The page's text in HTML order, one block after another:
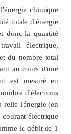
chimique
totale d'énergie
donc la quantité
électrique,
du nombre total
au cours d'une
est mesuré en
d'électrons
relie l'énergie (en
électrique
le débit de 1